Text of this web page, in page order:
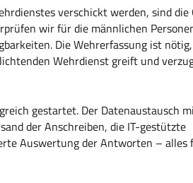
verschickt werden, sind die
wir für die männlichen
Die Wehrerfassung ist
Wehrdienst greift und
gestartet. Der Datenaustausch
der Anschreiben, die IT-gestützte
Auswertung der Antworten –